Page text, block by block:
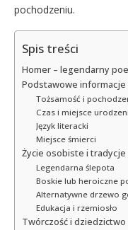
pochodzeniu.
Spis treści
Homer – legendarny
Podstawowe informacje
Tożsamość i
Czas i miejsce
Język literacki
Miejsce śmierci
Życie osobiste i
Legendarna ślepota
Boskie lub heroiczne
Alternatywne drzewo
Edukacja i rzemiosło
Twórczość i dziedzictwo